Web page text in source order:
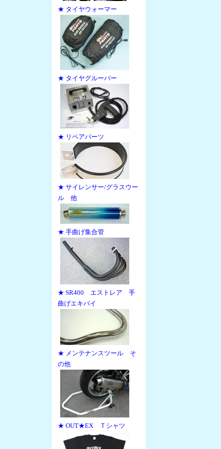
★ タイヤウォーマー
★ タイヤグルーバー
★ リペアパーツ
★ サイレンサー/グラスウー
ル 他
★ 手曲げ集合管
★ SR400 エストレア 手
曲げエキパイ
★ メンテナンスツール そ
の他
★ OUT★EX Ｔシャツ